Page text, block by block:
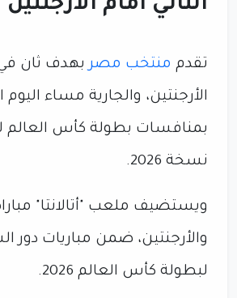
الثاني أمام الأرجنتين
تقدم منتخب مصربهدف ثان في
الأرجنتين، والجارية مساء اليوم
بمنافسات بطولة كأس العالم
نسخة 2026.
ويستضيف ملعب "أتالانتا"
والأرجنتين، ضمن مباريات دور
لبطولة كأس العالم 2026.